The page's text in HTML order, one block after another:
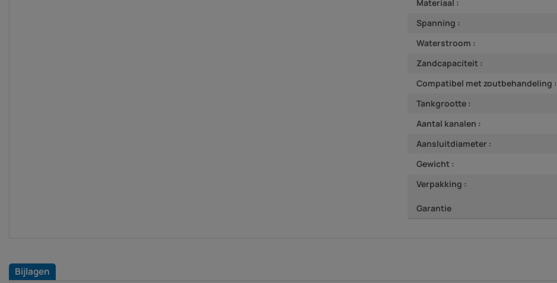
Materiaal :
Spanning :
Waterstroom :
Zandcapaciteit :
Compatibel met zoutbehandeling :
Tankgrootte :
Aantal kanalen :
Aansluitdiameter :
Gewicht :
Verpakking :
Garantie
Bijlagen